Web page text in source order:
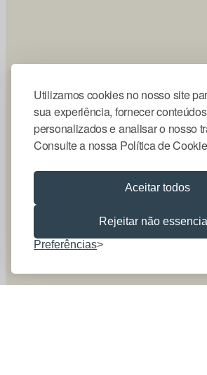
Utilizamos cookies no nosso site
sua experiência, fornecer conteúdos
personalizados e analisar o nosso
Consulte a nossa Política de
Aceitar todos
Rejeitar não
Preferências